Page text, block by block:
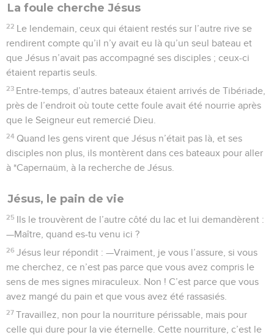
La foule cherche Jésus
22 Le lendemain, ceux qui étaient restés sur l’autre rive se
rendirent compte qu’il n’y avait eu là qu’un seul bateau et
que Jésus n’avait pas accompagné ses disciples ; ceux-ci
étaient repartis seuls.
23 Entre-temps, d’autres bateaux étaient arrivés de Tibériade,
près de l’endroit où toute cette foule avait été nourrie après
que le Seigneur eut remercié Dieu.
24 Quand les gens virent que Jésus n’était pas là, et ses
disciples non plus, ils montèrent dans ces bateaux pour aller
à *Capernaüm, à la recherche de Jésus.
Jésus, le pain de vie
25 Ils le trouvèrent de l’autre côté du lac et lui demandèrent :
—Maître, quand es-tu venu ici ?
26 Jésus leur répondit : —Vraiment, je vous l’assure, si vous
me cherchez, ce n’est pas parce que vous avez compris le
sens de mes signes miraculeux. Non ! C’est parce que vous
avez mangé du pain et que vous avez été rassasiés.
27 Travaillez, non pour la nourriture périssable, mais pour
celle qui dure pour la vie éternelle. Cette nourriture, c’est le